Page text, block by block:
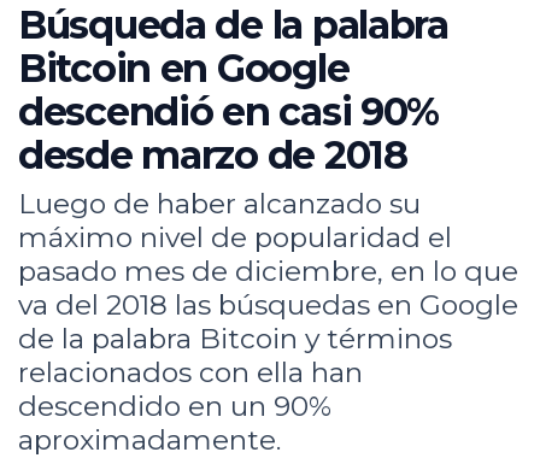
Búsqueda de la palabra
Bitcoin en Google
descendió en casi 90%
desde marzo de 2018
Luego de haber alcanzado su
máximo nivel de popularidad el
pasado mes de diciembre, en lo que
va del 2018 las búsquedas en Google
de la palabra Bitcoin y términos
relacionados con ella han
descendido en un 90%
aproximadamente.